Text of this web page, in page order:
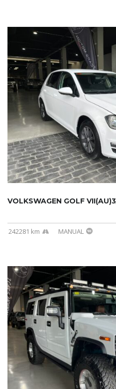
242281 km MANUAL